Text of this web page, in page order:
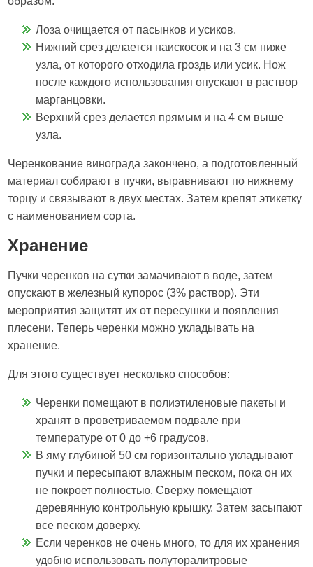
Лоза очищается от пасынков и усиков.
Нижний срез делается наискосок и на 3 см ниже
узла, от которого отходила гроздь или усик. Нож
после каждого использования опускают в раствор
марганцовки.
Верхний срез делается прямым и на 4 см выше
узла.
Черенкование винограда закончено, а подготовленный
материал собирают в пучки, выравнивают по нижнему
торцу и связывают в двух местах. Затем крепят этикетку
с наименованием сорта.
Хранение
Пучки черенков на сутки замачивают в воде, затем
опускают в железный купорос (3% раствор). Эти
мероприятия защитят их от пересушки и появления
плесени. Теперь черенки можно укладывать на
хранение.
Для этого существует несколько способов:
Черенки помещают в полиэтиленовые пакеты и
хранят в проветриваемом подвале при
температуре от 0 до +6 градусов.
В яму глубиной 50 см горизонтально укладывают
пучки и пересыпают влажным песком, пока он их
не покроет полностью. Сверху помещают
деревянную контрольную крышку. Затем засыпают
все песком доверху.
Если черенков не очень много, то для их хранения
удобно использовать полуторалитровые